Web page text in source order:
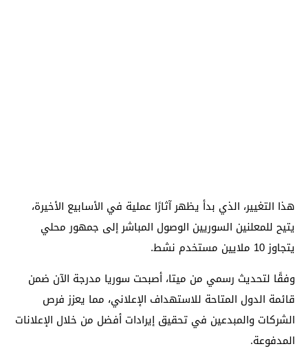
هذا التغيير، الذي بدأ يظهر آثارًا عملية في الأسابيع الأخيرة،
يتيح للمعلنين السوريين الوصول المباشر إلى جمهور محلي
يتجاوز 10 ملايين مستخدم نشط.
وفقًا لتحديث رسمي من ميتا، أصبحت سوريا مدرجة الآن ضمن
قائمة الدول المتاحة للاستهداف الإعلاني، مما يعزز فرص
الشركات والمبدعين في تحقيق إيرادات أفضل من خلال الإعلانات
المدفوعة.